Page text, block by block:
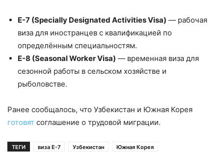
E-7 (Specially Designated Activities Visa) — рабочая
виза для иностранцев с квалификацией по
определённым специальностям.
E-8 (Seasonal Worker Visa) — временная виза для
сезонной работы в сельском хозяйстве и
рыболовстве.
Ранее сообщалось, что Узбекистан и Южная Корея
готовят соглашение о трудовой миграции.
ТЕГИ виза Е-7 Узбекистан Южная Корея